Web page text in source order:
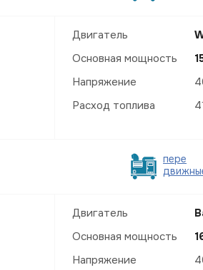
Двигатель
Основная мощность
Напряжение
Расход топлива
пере
Двигатель
Основная мощность
Напряжение